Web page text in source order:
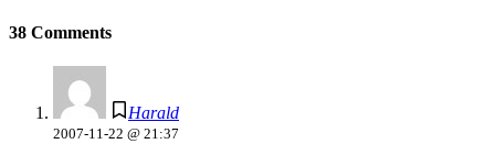
38 Comments
Harald
2007-11-22 @ 21:37